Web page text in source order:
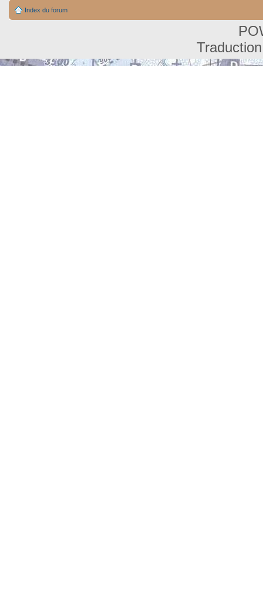
Index du forum